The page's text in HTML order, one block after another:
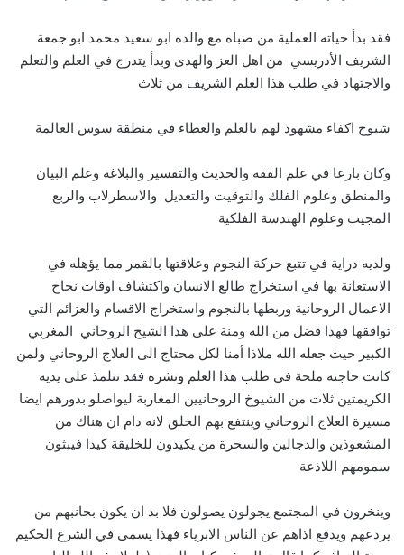
فقد بدأ حياته العملية من صباه مع والده ابو سعيد محمد ابو جمعة
الشريف الأدريسي من اهل العز والهدى وبدأ يتدرج في العلم والتعلم
والاجتهاد في طلب هذا العلم الشريف من ثلاث
شيوخ اكفاء مشهود لهم بالعلم والعطاء في منطقة سوس العالمة
وكان بارعا في علم الفقه والحديث والتفسير والبلاغة وعلم البيان
والمنطق وعلوم الفلك والتوقيت والتعديل والاسطرلاب والربع
المجيب وعلوم الهندسة الفلكية
ولديه دراية في تتبع حركة النجوم وعلاقتها بالقمر مما يؤهله في
الاستعانة بها في استخراج طالع الانسان واكتشاف اوقات نجاح
الاعمال الروحانية وربطها بالنجوم واستخراج الاقسام والعزائم التي
توافقها فهذا فضل من الله ومنة على هذا الشيخ الروحاني المغربي
الكبير حيث جعله الله ملاذا أمنا لكل محتاج الى العلاج الروحاني ولمن
كانت حاجته ملحة في طلب هذا العلم ونشره فقد تتلمذ على يديه
الكريمتين ثلات من الشيوخ الروحانيين المغاربة ليواصلو بدورهم ايضا
مسيرة العلاج الروحاني وينتفع بهم الخلق لانه دام ان هناك من
المشعوذين والدجالين والسحرة من يكيدون للخليقة كيدا فيبثون
سمومهم اللاذعة
وينخرون في المجتمع يجولون يصولون فلا بد ان يكون بجانبهم من
يردعهم ويدفع اذاهم عن الناس الابرياء فهذا يسمى في الشرع الحكيم